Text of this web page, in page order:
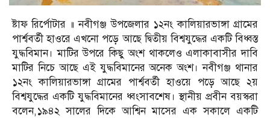
ষ্টাফ রির্পোটার ॥ নবীগঞ্জ উপজেলার ১২নং কালিয়ারভাঙ্গা গ্রামের
পার্শ্ববর্তী হাওরে এখনো পড়ে আছে দ্বিতীয় বিশ্বযুদ্ধের একটি বিধ্বস্ত
যুদ্ধবিমান। মাটির উপরে কিছু অংশ থাকলেও এলাকাবাসীর দাবি
মাটির নিচে আছে এই যুদ্ধবিমানের অনেক অংশ। নবীগঞ্জ থানার
১২নং কালিয়ারভাঙ্গা গ্রামের পার্শ্ববর্তী হাওয়ে পড়ে আছে ২য়
বিশ্বযুদ্ধের একটি যুদ্ধবিমানের ধ্বংসাবশেষ। স্থানীয় প্রবীন বয়স্করা
বলেন,১৯৪২ সালের দিকে আশ্বিন মাসের এক সকালে একটি